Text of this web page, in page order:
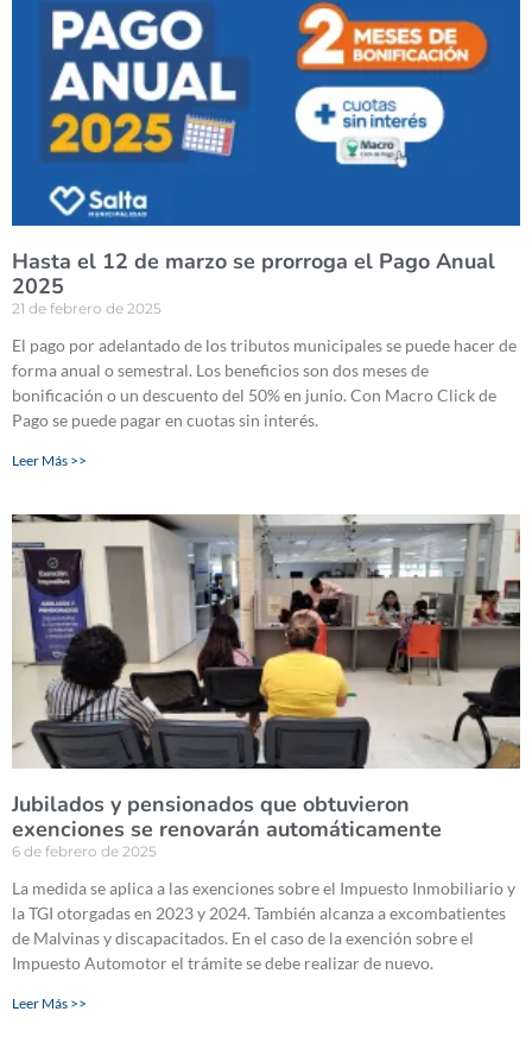
Hasta el 12 de marzo se prorroga el Pago Anual
2025
21 de febrero de 2025
El pago por adelantado de los tributos municipales se puede hacer de
forma anual o semestral. Los beneficios son dos meses de
bonificación o un descuento del 50% en junio. Con Macro Click de
Pago se puede pagar en cuotas sin interés.
Leer Más >>
Jubilados y pensionados que obtuvieron
exenciones se renovarán automáticamente
6 de febrero de 2025
La medida se aplica a las exenciones sobre el Impuesto Inmobiliario y
la TGI otorgadas en 2023 y 2024. También alcanza a excombatientes
de Malvinas y discapacitados. En el caso de la exención sobre el
Impuesto Automotor el trámite se debe realizar de nuevo.
Leer Más >>